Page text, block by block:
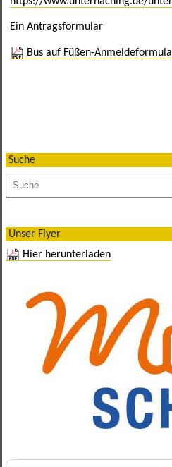
Ein Antragsformular
Bus auf Füßen-
Suche
Unser Flyer
Hier herunterladen